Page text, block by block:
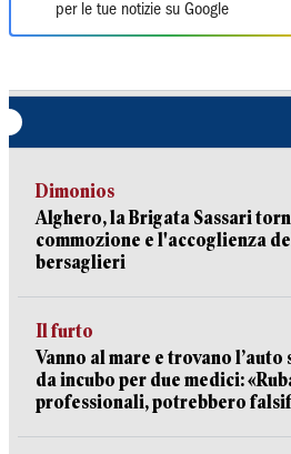
per le tue notizie su Google
Dimonios
Alghero, la Brigata Sassari
commozione e l'accoglienza
bersaglieri
Il furto
Vanno al mare e trovano
da incubo per due medici:
professionali, potrebbero